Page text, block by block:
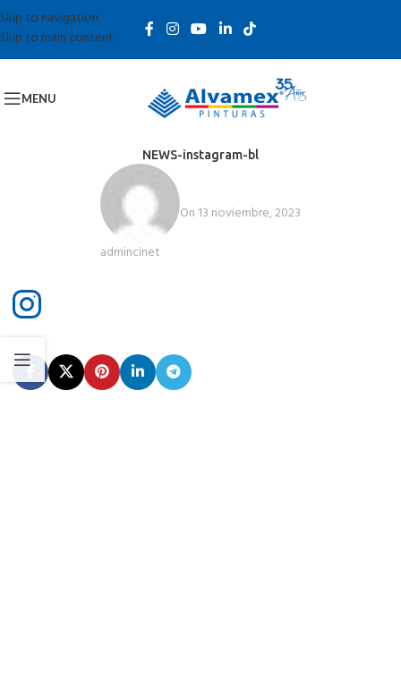
Skip to navigation
Skip to main content
MENU
NEWS-instagram-bl
admincinet
On 13 noviembre, 2023